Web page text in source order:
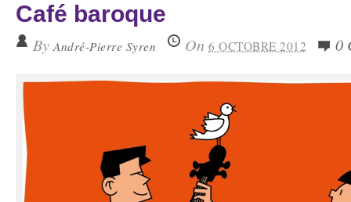
Café baroque
By André-Pierre Syren On 6 OCTOBRE 2012 0